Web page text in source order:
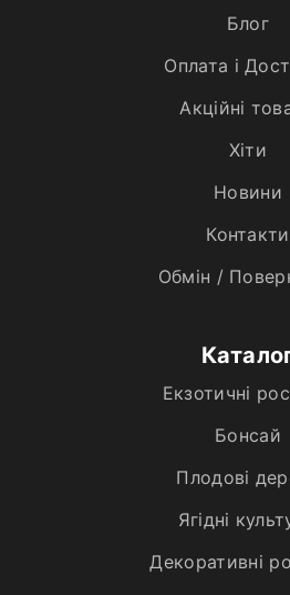
Блог
Оплата і
Акційні
Хiти
Новини
Контакти
Обмін /
Екзотичні
Бонсай
Плодові
Ягідні
Декоративні